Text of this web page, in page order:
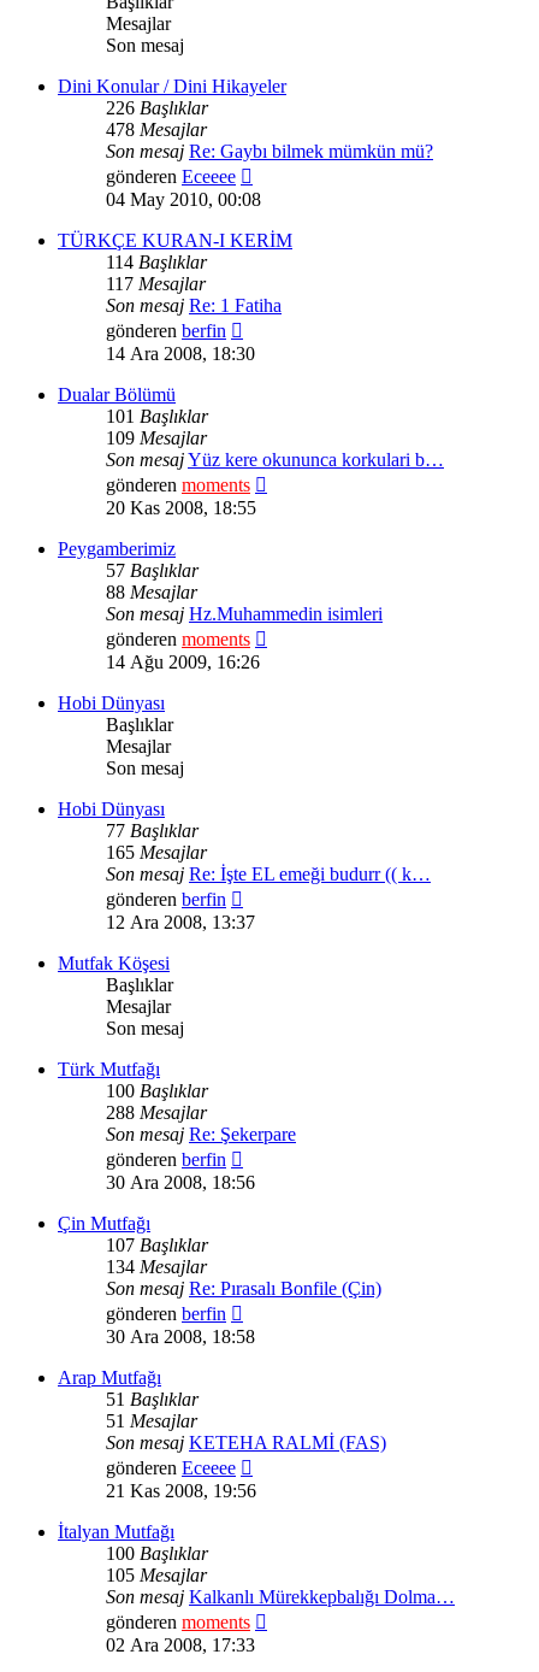
Mesajlar
Son mesaj
Dini Konular / Dini Hikayeler
226 Başlıklar
478 Mesajlar
Son mesaj Re: Gaybı bilmek mümkün mü?
gönderen Eceeee
mesajı
04 May 2010, 00:08
TÜRKÇE KURAN-I KERİM
114 Başlıklar
117 Mesajlar
Son mesaj Re: 1 Fatiha
gönderen berfin
mesajı
14 Ara 2008, 18:30
Dualar Bölümü
101 Başlıklar
109 Mesajlar
Son mesajYüz kere okununca korkulari b…
gönderen moments
20 Kas 2008, 18:55
Peygamberimiz
57 Başlıklar
88 Mesajlar
Son mesaj Hz.Muhammedin isimleri
gönderen moments
14 Ağu 2009, 16:26
Hobi Dünyası
Başlıklar
Mesajlar
Son mesaj
Hobi Dünyası
77 Başlıklar
165 Mesajlar
Son mesaj Re: İşte EL emeği budurr (( k…
gönderen berfin
mesajı
12 Ara 2008, 13:37
Mutfak Köşesi
Başlıklar
Mesajlar
Son mesaj
Türk Mutfağı
100 Başlıklar
288 Mesajlar
Son mesaj Re: Şekerpare
gönderen berfin
mesajı
30 Ara 2008, 18:56
Çin Mutfağı
107 Başlıklar
134 Mesajlar
Son mesaj Re: Pırasalı Bonfile (Çin)
gönderen berfin
mesajı
30 Ara 2008, 18:58
Arap Mutfağı
51 Başlıklar
51 Mesajlar
Son mesaj KETEHA RALMİ (FAS)
gönderen Eceeee
mesajı
21 Kas 2008, 19:56
İtalyan Mutfağı
100 Başlıklar
105 Mesajlar
Son mesaj Kalkanlı Mürekkepbalığı Dolma…
gönderen moments
02 Ara 2008, 17:33